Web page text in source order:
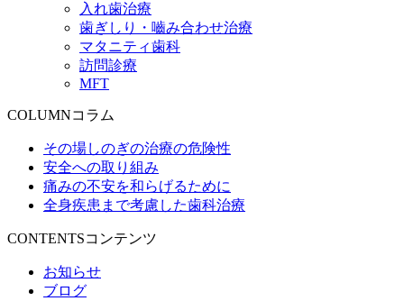
入れ歯治療
歯ぎしり・嚙み合わせ治療
マタニティ歯科
訪問診療
MFT
COLUMNコラム
その場しのぎの治療の危険性
安全への取り組み
痛みの不安を和らげるために
全身疾患まで考慮した歯科治療
CONTENTSコンテンツ
お知らせ
ブログ